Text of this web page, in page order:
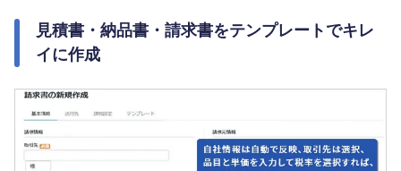
見積書・納品書・請求書をテンプレートでキレ
イに作成